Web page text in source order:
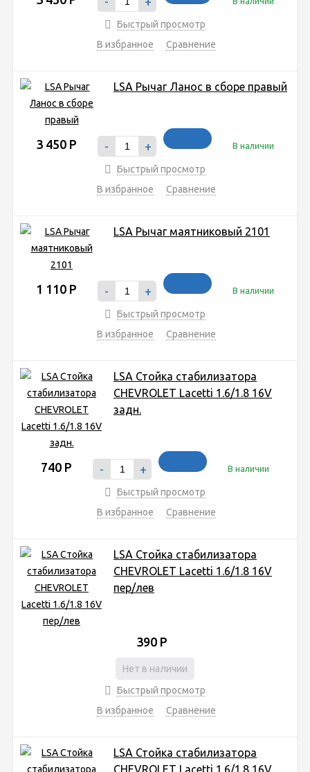
Быстрый просмотр
В избранное
Сравнение
LSA Рычаг Ланос в сборе правый
3 450 Р - + В наличии
Быстрый просмотр
В избранное
Сравнение
LSA Рычаг маятниковый 2101
1 110 Р - + В наличии
Быстрый просмотр
В избранное
Сравнение
LSA Стойка стабилизатора
CHEVROLET Lacetti 1.6/1.8 16V
задн.
740 Р - + В наличии
Быстрый просмотр
В избранное
Сравнение
LSA Стойка стабилизатора
CHEVROLET Lacetti 1.6/1.8 16V
пер/лев
390 Р
Нет в наличии
Быстрый просмотр
В избранное
Сравнение
LSA Стойка стабилизатора
CHEVROLET Lacetti 1.6/1.8 16V